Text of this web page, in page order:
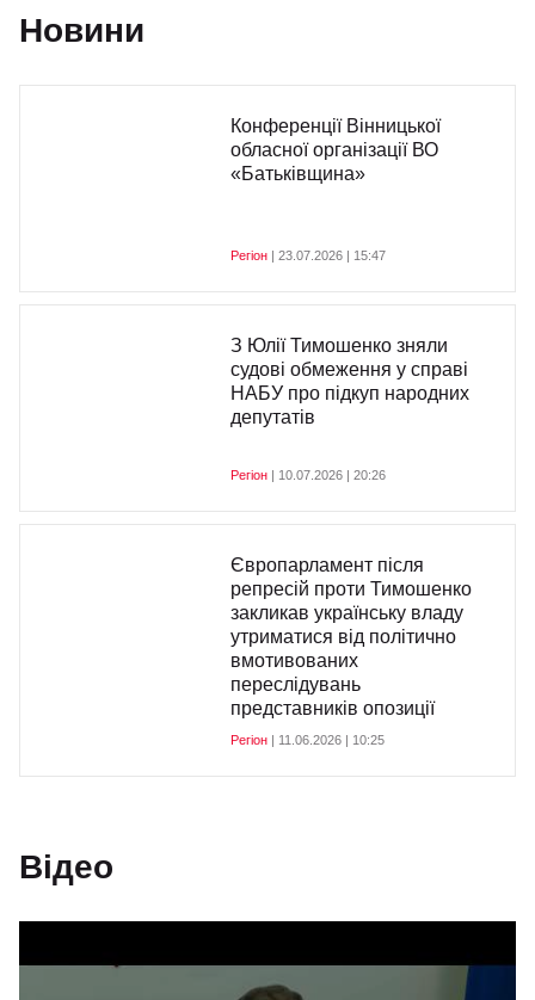
Новини
Конференції Вінницької
обласної організації ВО
«Батьківщина»
Регіон | 23.07.2026 | 15:47
З Юлії Тимошенко зняли
судові обмеження у справі
НАБУ про підкуп народних
депутатів
Регіон | 10.07.2026 | 20:26
Європарламент після
репресій проти Тимошенко
закликав українську владу
утриматися від політично
вмотивованих
переслідувань
представників опозиції
Регіон | 11.06.2026 | 10:25
Відео